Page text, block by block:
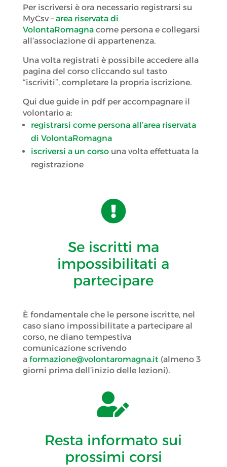
Per iscriversi è ora necessario registrarsi su
MyCsv –area riservata di
VolontaRomagnacome persona e collegarsi
all’associazione di appartenenza.
Una volta registrati è possibile accedere alla
pagina del corso cliccando sul tasto
“iscriviti”, completare la propria iscrizione.
Qui due guide in pdf per accompagnare il
volontario a:
registrarsi come persona all’area riservata
di VolontaRomagna
iscriversi a un corsouna volta effettuata la
registrazione

Se iscritti ma
impossibilitati a
partecipare
È fondamentale che le persone iscritte, nel
caso siano impossibilitate a partecipare al
corso, ne diano tempestiva
comunicazione scrivendo
a formazione@volontaromagna.it (almeno 3
giorni prima dell’inizio delle lezioni).

Resta informato sui
prossimi corsi